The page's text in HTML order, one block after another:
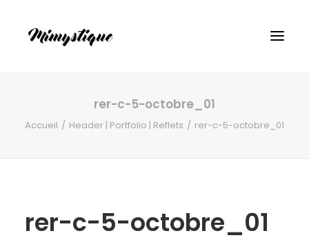
rer-c-5-octobre_01
Accueil Header | Portfolio | Reflets rer-c-5-octobre_01
rer-c-5-octobre_01